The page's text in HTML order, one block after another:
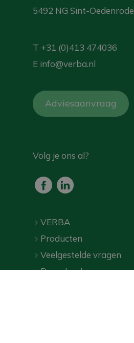
5492 NG Sint-Oedenrode
T +31 (0)413 474036
E info@verba.nl
Adviesaanvraag
Volg je ons al?
VERBA
Producten
Veelgestelde vragen
Downloads